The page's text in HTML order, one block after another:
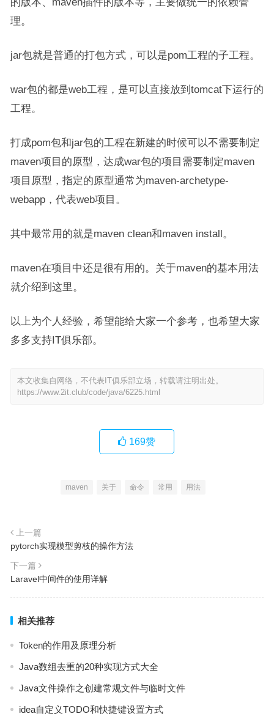
理。
jar包就是普通的打包方式，可以是pom工程的子工程。
war包的都是web工程，是可以直接放到tomcat下运行的
工程。
打成pom包和jar包的工程在新建的时候可以不需要制定
maven项目的原型，达成war包的项目需要制定maven
项目原型，指定的原型通常为maven-archetype-
webapp，代表web项目。
其中最常用的就是maven clean和maven install。
maven在项目中还是很有用的。关于maven的基本用法
就介绍到这里。
以上为个人经验，希望能给大家一个参考，也希望大家
多多支持IT俱乐部。
本文收集自网络，不代表IT俱乐部立场，转载请注明出处。
https://www.2it.club/code/java/6225.html
169赞
maven 关于 命令 常用 用法
上一篇
pytorch实现模型剪枝的操作方法
下一篇
Laravel中间件的使用详解
相关推荐
Token的作用及原理分析
Java数组去重的20种实现方式大全
Java文件操作之创建常规文件与临时文件
idea自定义TODO和快捷键设置方式